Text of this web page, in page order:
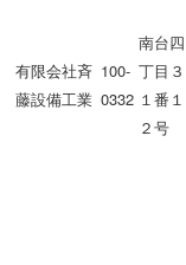
有限会社斉
藤設備工業
100-
0332
南台四
丁目３
１番１
２号